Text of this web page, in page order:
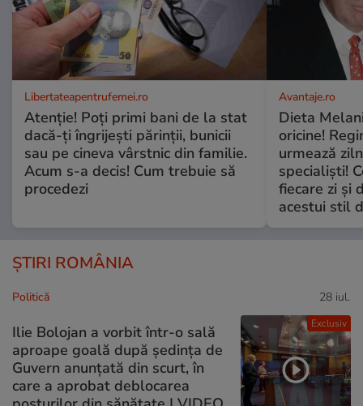
Libertateapentrufemei.ro
Atenție! Poți primi bani de la stat
dacă-ți îngrijești părinții, bunicii
sau pe cineva vârstnic din familie.
Acum s-a decis! Cum trebuie să
procedezi
Avantaje.ro
Dieta
oricine!
urmează
specialiști!
fiecare zi și
acestui stil
ȘTIRI ROMÂNIA
Exclusiv
Politică 28 iul.
Ilie Bolojan a vorbit într-o sală
aproape goală după ședința de
Guvern anunțată din scurt, în
care a aprobat deblocarea